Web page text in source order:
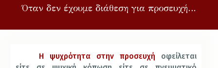
Όταν δεν έχουμε διάθεση για προσευχή…
Η ψυχρότητα στην προσευχή οφείλεται